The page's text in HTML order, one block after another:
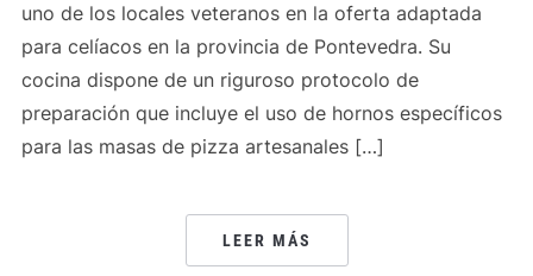
uno de los locales veteranos en la oferta adaptada
para celíacos en la provincia de Pontevedra. Su
cocina dispone de un riguroso protocolo de
preparación que incluye el uso de hornos específicos
para las masas de pizza artesanales […]
LEER MÁS